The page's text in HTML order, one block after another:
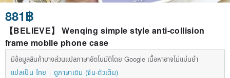
881฿
【BELIEVE】 Wenqing simple style anti-collision
frame mobile phone case
มีข้อมูลสินค้าบางส่วนแปลภาษาอัตโนมัติโดย Google เนื้อหาอาจไม่แม่นยำ
แปลเป็น ไทย
ดูภาษาเดิม (จีน-ตัวเต็ม)